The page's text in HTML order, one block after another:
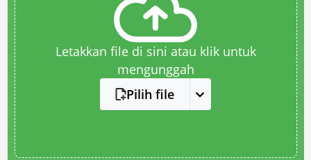
Letakkan file di sini atau klik untuk
mengunggah
Pilih file